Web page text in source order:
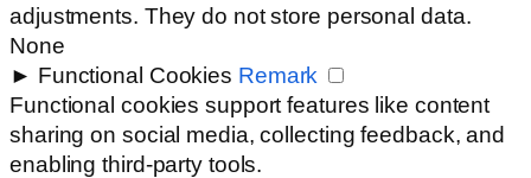
adjustments. They do not store personal data.
None
► Functional Cookies Remark
Functional cookies support features like content
sharing on social media, collecting feedback, and
enabling third-party tools.